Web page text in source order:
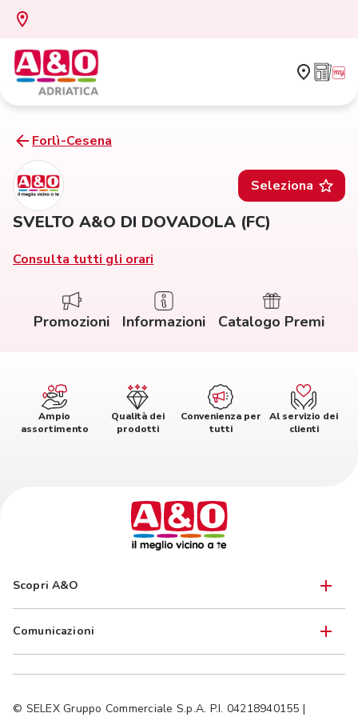
Forlì-Cesena
Seleziona
SVELTO A&O DI DOVADOLA (FC)
Consulta tutti gli orari
Promozioni Informazioni Catalogo Premi
Ampio
assortimento
Qualità dei
prodotti
Convenienza per
tutti
Al servizio dei
clienti
Scopri A&O
Comunicazioni
© SELEX Gruppo Commerciale S.p.A. P.I. 04218940155 |